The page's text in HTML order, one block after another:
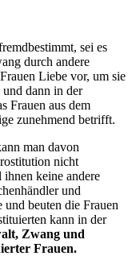
sei es
durch andere
Liebe vor, um sie
dann in der
Frauen aus dem
zunehmend betrifft.
man davon
nicht
keine andere
und
und beuten die Frauen
kann in der
Zwang und
Frauen.